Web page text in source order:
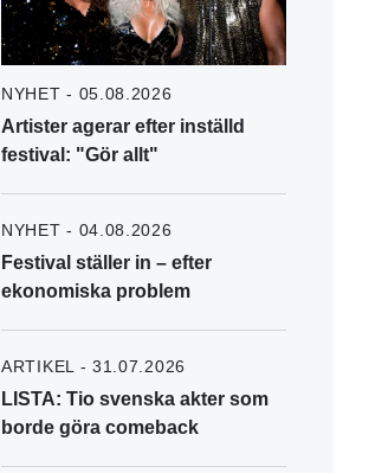
NYHET - 05.08.2026
Artister agerar efter inställd
festival: "Gör allt"
NYHET - 04.08.2026
Festival ställer in – efter
ekonomiska problem
ARTIKEL - 31.07.2026
LISTA: Tio svenska akter som
borde göra comeback